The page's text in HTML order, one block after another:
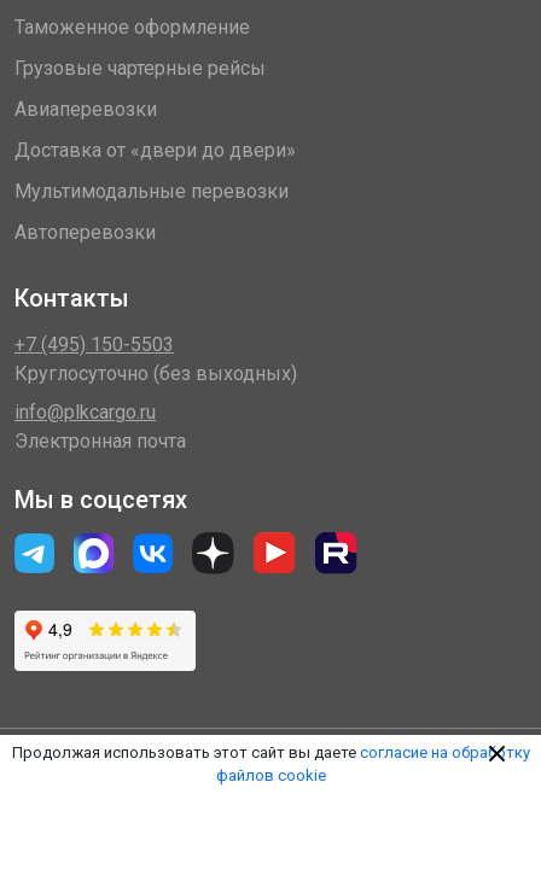
Таможенное оформление
Грузовые чартерные рейсы
Авиаперевозки
Доставка от «двери до двери»
Мультимодальные перевозки
Автоперевозки
Контакты
+7 (495) 150-5503
Круглосуточно (без выходных)
info@plkcargo.ru
Электронная почта
Мы в соцсетях
© 2014 - 2026 «Пулковская Логистическая Компания»
Продолжая использовать этот сайт вы даете согласие на обработку
файлов cookie